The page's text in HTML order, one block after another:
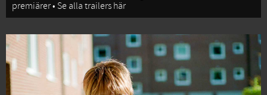
premiärer • Se alla trailers här